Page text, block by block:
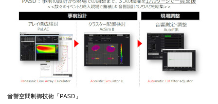
音響空間制御技術「PASD」